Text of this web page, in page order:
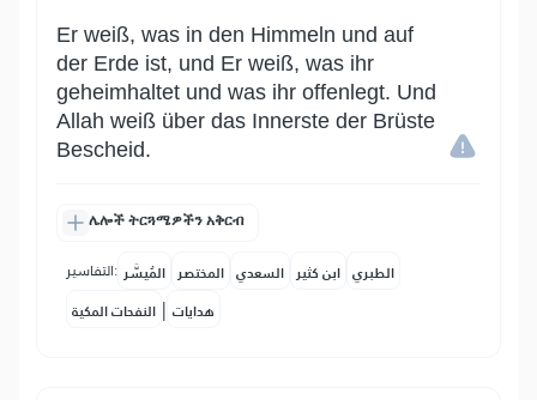
Er weiß, was in den Himmeln und auf
der Erde ist, und Er weiß, was ihr
geheimhaltet und was ihr offenlegt. Und
Allah weiß über das Innerste der Brüste
Bescheid.
ሌሎች ትርጓሜዎችን አቅርብ
التفاسير: المُيسَّر المختصر السعدي ابن كثير الطبري
النفحات المكية | هدايات